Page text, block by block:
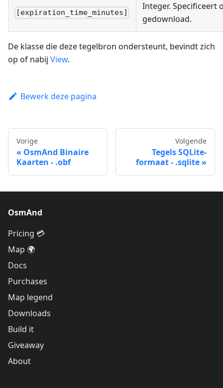
[expiration_time_minutes]
Integer. Specificeert
gedownload.
De klasse die deze tegelbron ondersteunt, bevindt zich
op of nabij View.
Bewerk deze pagina
Vorige
OsmAnd Binaire
Kaarten - .obf
Volgende
Tegels SQLite-
formaat - .sqlite
OsmAnd
Pricing 💳
Map 🌍
Docs
Purchases
Map legend
Downloads
Build it
Giveaway
About